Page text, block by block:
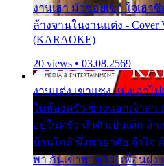
งานเฮา มัวซอยเขา ใจเฮ
ล้างจานในงานแต่ง - Cover
(KARAOKE)
20 views • 03.08.2569
งานแต่ง เขาแซง แย่งเอา
ในห้องครัว ข้างนอกเจ้าสา
อยู่ในครัว ทำตัวเป็นเด็ก ล้
บ้านใกล้ พึ่งพาอาศัย จำใจ
พา กันเข้าพาขวัญ เพื่อนฝูง